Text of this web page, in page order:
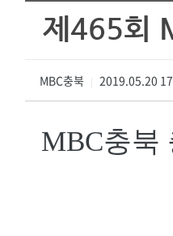
TV 속 정보
제465회
MBC충북 2019.05.20
MBC충북